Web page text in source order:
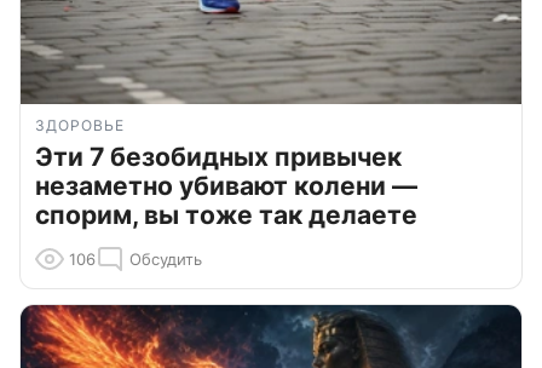
ЗДОРОВЬЕ
Эти 7 безобидных привычек
незаметно убивают колени —
спорим, вы тоже так делаете
106 Обсудить